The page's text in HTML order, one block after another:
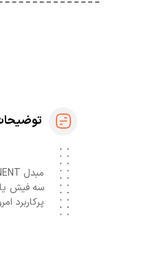
پرکاربرد